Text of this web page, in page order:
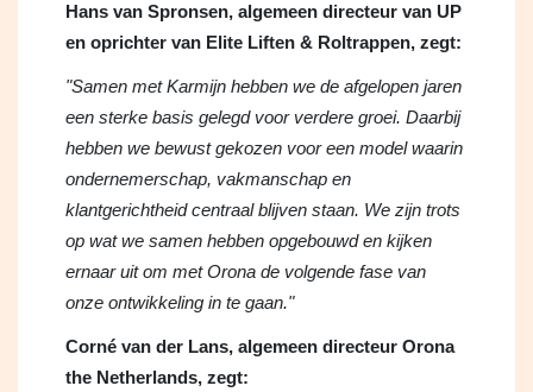
Hans van Spronsen, algemeen directeur van UP
en oprichter van Elite Liften & Roltrappen, zegt:
"Samen met Karmijn hebben we de afgelopen jaren
een sterke basis gelegd voor verdere groei. Daarbij
hebben we bewust gekozen voor een model waarin
ondernemerschap, vakmanschap en
klantgerichtheid centraal blijven staan. We zijn trots
op wat we samen hebben opgebouwd en kijken
ernaar uit om met Orona de volgende fase van
onze ontwikkeling in te gaan."
Corné van der Lans, algemeen directeur Orona
the Netherlands, zegt: